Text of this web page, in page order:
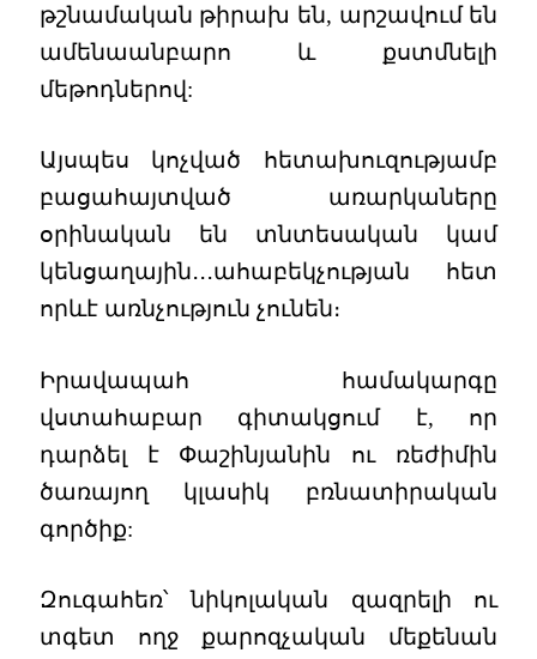
թշնամական թիրախ են, արշավում են
ամենաանբարո և քստմնելի
մեթոդներով:
Այսպես կոչված հետախուզությամբ
բացահայտված առարկաները
օրինական են տնտեսական կամ
կենցաղային․․․ահաբեկչության հետ
որևէ առնչություն չունեն։
Իրավապահ համակարգը
վստահաբար գիտակցում է, որ
դարձել է Փաշինյանին ու ռեժիմին
ծառայող կլասիկ բռնատիրական
գործիք:
Զուգահեռ՝ նիկոլական զազրելի ու
տգետ ողջ քարոզչական մեքենան